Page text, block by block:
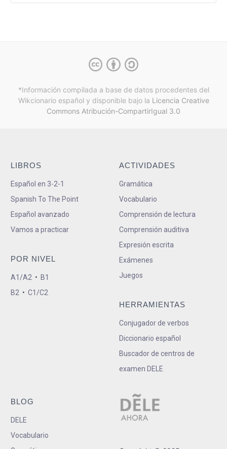
*Información compilada a base de datos procedentes del
Wikcionario español y disponible bajo la Licencia Creative
Commons Atribución-CompartirIgual 3.0
LIBROS
Español en 3-2-1
Spanish To The Point
Español avanzado
Vamos a practicar
POR NIVEL
A1/A2 • B1
B2 • C1/C2
ACTIVIDADES
Gramática
Vocabulario
Comprensión de lectura
Comprensión auditiva
Expresión escrita
Exámenes
Juegos
HERRAMIENTAS
Conjugador de verbos
Diccionario español
Buscador de centros de
examen DELE
BLOG
DELE
Vocabulario